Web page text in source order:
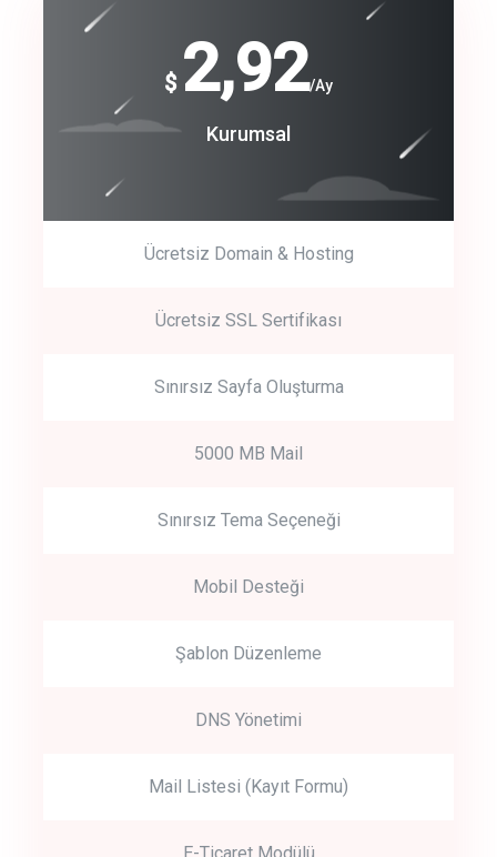
track energy costs
Get Started
Start by trying our service for 30 days free trial no credit card
$ 2,92/Ay
Kurumsal
Ücretsiz Domain & Hosting
Ücretsiz SSL Sertifikası
Sınırsız Sayfa Oluşturma
5000 MB Mail
Sınırsız Tema Seçeneği
Mobil Desteği
Şablon Düzenleme
DNS Yönetimi
Mail Listesi (Kayıt Formu)
$
240
Coroprate